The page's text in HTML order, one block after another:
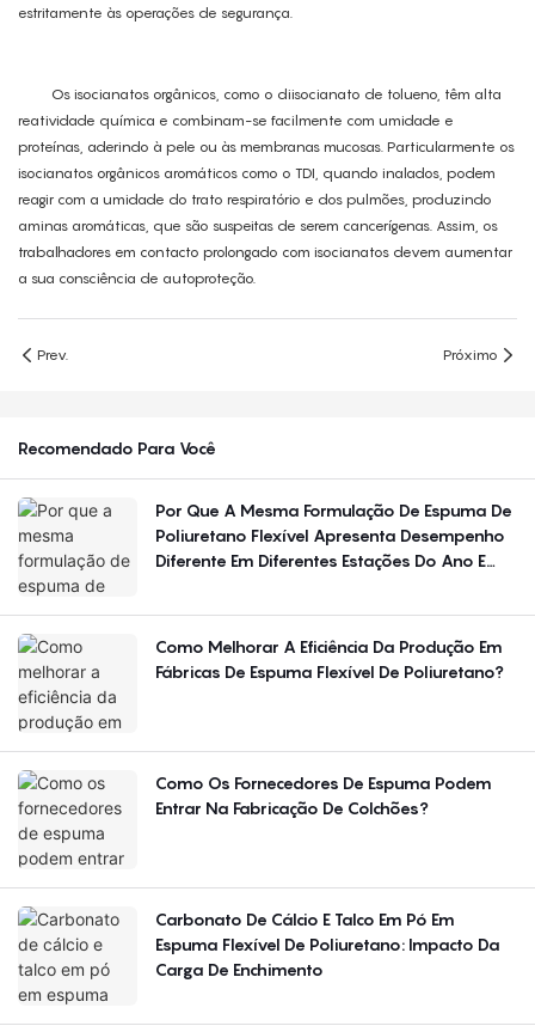
estritamente às operações de segurança.
Os isocianatos orgânicos, como o diisocianato de tolueno, têm alta
reatividade química e combinam-se facilmente com umidade e
proteínas, aderindo à pele ou às membranas mucosas. Particularmente os
isocianatos orgânicos aromáticos como o TDI, quando inalados, podem
reagir com a umidade do trato respiratório e dos pulmões, produzindo
aminas aromáticas, que são suspeitas de serem cancerígenas. Assim, os
trabalhadores em contacto prolongado com isocianatos devem aumentar
a sua consciência de autoproteção.
Prev. Próximo
Recomendado Para Você
Por Que A Mesma Formulação De Espuma De
Poliuretano Flexível Apresenta Desempenho
Diferente Em Diferentes Estações Do Ano E
Como Melhorar A Eficiência Da Produção Em
Fábricas De Espuma Flexível De Poliuretano?
Como Os Fornecedores De Espuma Podem
Entrar Na Fabricação De Colchões?
Carbonato De Cálcio E Talco Em Pó Em
Espuma Flexível De Poliuretano: Impacto Da
Carga De Enchimento